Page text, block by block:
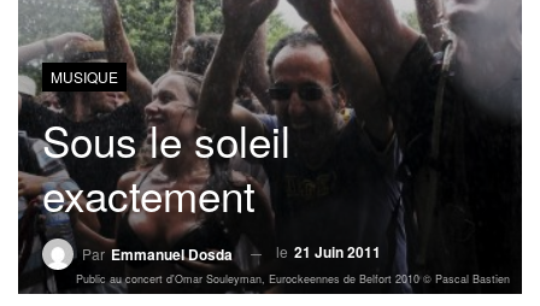
MUSIQUE
Sous le soleil
exactement
Par Emmanuel Dosda le 21 Juin 2011
Public au concert d'Omar Souleyman, Eurockeennes de Belfort 2010 © Pascal Bastien